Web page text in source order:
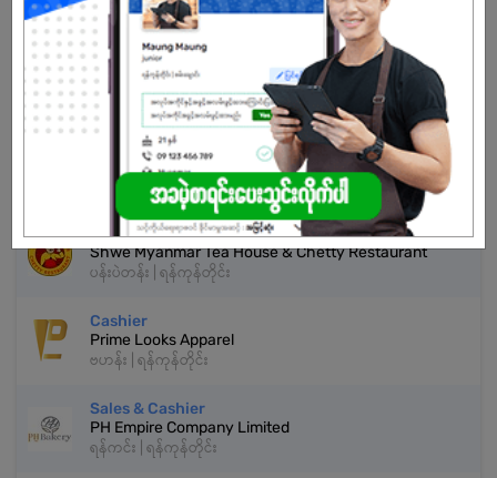
မှတ်ပုံတင်မယ်
နောက်ထပ်အလားတူအလုပ်များ
Dishwasher
Shwe Myanmar Tea House & Chetty Restaurant
ပန်းပဲတန်း | ရန်ကုန်တိုင်း
Waiter / Waitress
Shwe Myanmar Tea House & Chetty Restaurant
ပန်းပဲတန်း | ရန်ကုန်တိုင်း
Cashier
Prime Looks Apparel
ဗဟန်း | ရန်ကုန်တိုင်း
Sales & Cashier
PH Empire Company Limited
ရန်ကင်း | ရန်ကုန်တိုင်း